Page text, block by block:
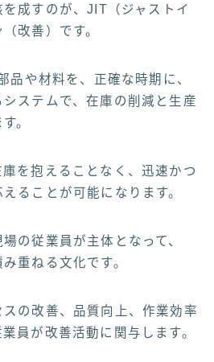
成すのが、JIT（ジャストイ
改善）です。
品や材料を、正確な時期に、
ステムで、在庫の削減と生産
。
を抱えることなく、迅速かつ
ることが可能になります。
の従業員が主体となって、
重ねる文化です。
の改善、品質向上、作業効率
員が改善活動に関与します。